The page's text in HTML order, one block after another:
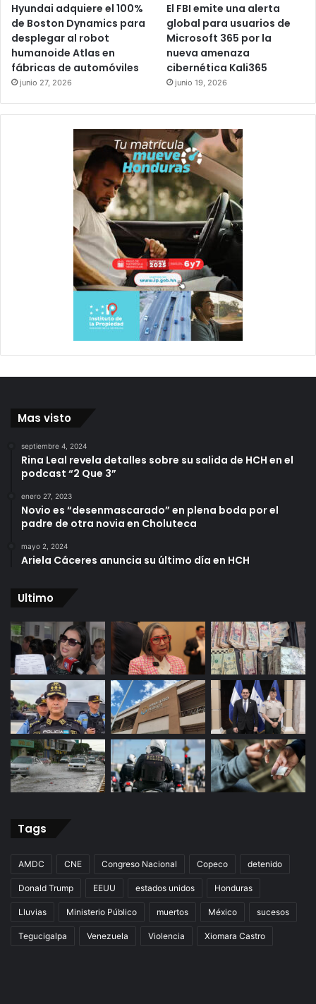
Hyundai adquiere el 100%
de Boston Dynamics para
desplegar al robot
humanoide Atlas en
fábricas de automóviles
junio 27, 2026
El FBI emite una alerta
global para usuarios de
Microsoft 365 por la
nueva amenaza
cibernética Kali365
junio 19, 2026
Mas visto
septiembre 4, 2024
Rina Leal revela detalles sobre su salida de HCH en el
podcast “2 Que 3”
enero 27, 2023
Novio es “desenmascarado” en plena boda por el
padre de otra novia en Choluteca
mayo 2, 2024
Ariela Cáceres anuncia su último día en HCH
Ultimo
Tags
AMDC CNE Congreso Nacional Copeco detenido
Donald Trump EEUU estados unidos Honduras
Lluvias Ministerio Público muertos México sucesos
Tegucigalpa Venezuela Violencia Xiomara Castro